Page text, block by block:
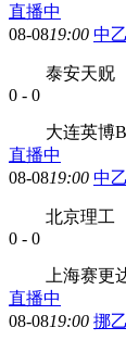
直播中
08-0819:00 中乙
泰安天贶
0 - 0
大连英博
直播中
08-0819:00 中乙
北京理工
0 - 0
上海赛更
直播中
08-0819:00 挪乙